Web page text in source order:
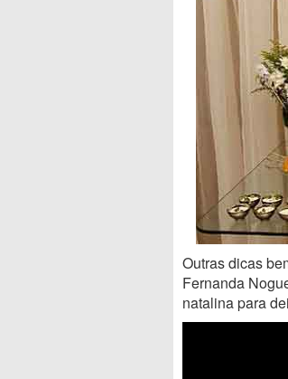
Outras dicas
Fernanda
natalina para